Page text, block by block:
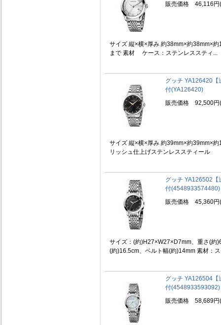
販売価格 46,116円
サイズ 縦×横×厚み 約38mm×約38mm×
まで 素材 ケース：ステンレススティ...
グッチ YA126420【
付(YA126420)
販売価格 92,500円
サイズ 縦×横×厚み 約39mm×約39mm×
リッシュ仕上げステンレススティール
グッチ YA126502【
付(4548933574480)
販売価格 45,360円
サイズ：(約)H27×W27×D7mm、重さ(約
(約)16.5cm、ベルト幅(約)14mm 素材：
グッチ YA126504【
付(4548933593092)
販売価格 58,689円